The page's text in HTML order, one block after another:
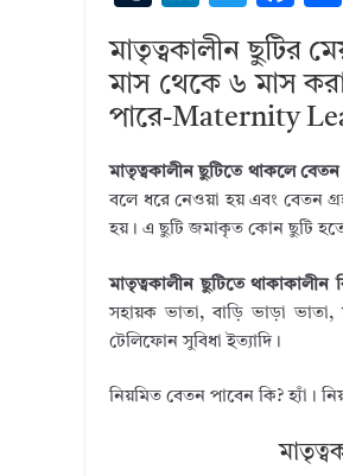
m
bl
r
n
k
e
n
w
it
te
e
b
o
k
মাতৃত্বকালীন ছুটির
মাস থেকে ৬ মাস
পারে-Maternity
মাতৃত্বকালীন ছুটিতে থাকলে বেতন
বলে ধরে নেওয়া হয় এবং বেতন
হয়। এ ছুটি জমাকৃত কোন ছুটি
মাতৃত্বকালীন ছুটিতে থাকাকালীন
সহায়ক ভাতা, বাড়ি ভাড়া ভাতা,
টেলিফোন সুবিধা ইত্যাদি।
নিয়মিত বেতন পাবেন কি? হ্যাঁ।